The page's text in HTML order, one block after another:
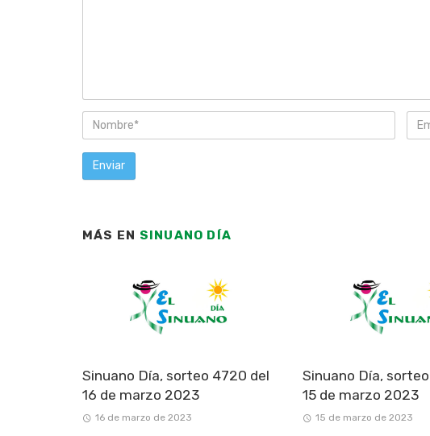
MÁS EN SINUANO DÍA
Sinuano Día, sorteo 4720 del
16 de marzo 2023
16 de marzo de 2023
Sinuano Día,
15 de marzo 2023
15 de marzo de 2023